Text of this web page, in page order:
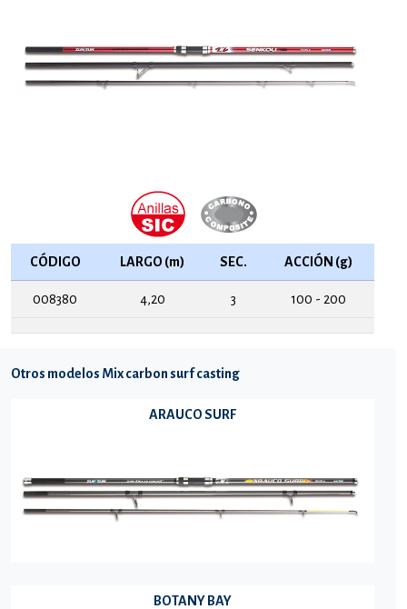
CÓDIGO LARGO (m) SEC. ACCIÓN (g)
008380 4,20 3 100 - 200
Otros modelos Mix carbon surf casting
ARAUCO SURF
BOTANY BAY